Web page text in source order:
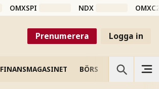
OMXSPI NDX
Prenumerera Logga in
FINANSMAGASINET BÖRS VETENSKAP